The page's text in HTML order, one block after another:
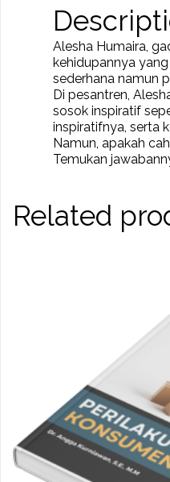
Alesha Humaira,
kehidupannya
sederhana namun
Di pesantren,
sosok inspiratif
inspiratifnya, serta
Namun, apakah
Temukan
Related